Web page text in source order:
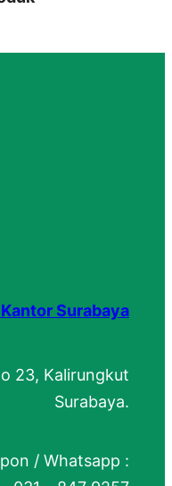
Surabaya
23, Kalirungkut
Surabaya.
/ Whatsapp :